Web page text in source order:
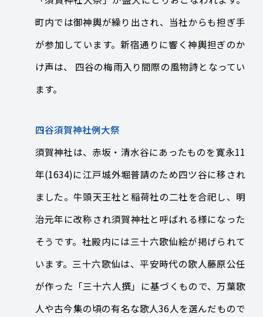
町内では御神輿が繰り出され、当社からも担ぎ手
が参加しています。新宿通りに響く神輿担ぎのか
け声は、 四谷の梅雨入り間際の風物詩となってい
ます。
四谷須賀神社例大祭
須賀神社は、赤坂・清水谷にあったものを寛永11
年(1634)に江戸城外堀普請のため四ツ谷に移され
ました。牛頭天王社と稲荷社の二社を合祀し、明
治元年に改称され須賀神社と呼ばれる様になった
そうです。社殿内には三十六歌仙絵が掲げられて
います。三十六歌仙は、平安時代の歌人藤原公任
が作った「三十六人撰」に基づくもので、万葉歌
人や古今集の頃の有名な歌人36人を選んだもので